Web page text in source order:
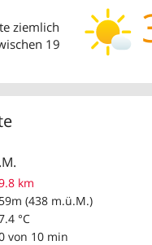
ziemlich
19
km
(438 m.ü.M.)
°C
von 10 min